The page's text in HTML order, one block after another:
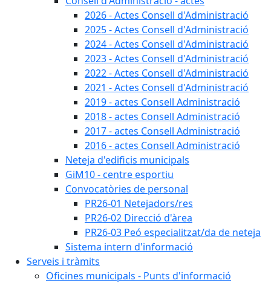
2026 - Actes Consell d'Administració
2025 - Actes Consell d'Administració
2024 - Actes Consell d'Administració
2023 - Actes Consell d'Administració
2022 - Actes Consell d'Administració
2021 - Actes Consell d'Administració
2019 - actes Consell Administració
2018 - actes Consell Administració
2017 - actes Consell Administració
2016 - actes Consell Administració
Neteja d'edificis municipals
GiM10 - centre esportiu
Convocatòries de personal
PR26-01 Netejadors/res
PR26-02 Direcció d'àrea
PR26-03 Peó especialitzat/da de neteja
Sistema intern d'informació
Serveis i tràmits
Oficines municipals - Punts d'informació